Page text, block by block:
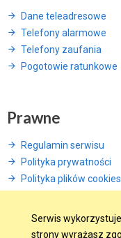
Dane teleadresowe
Telefony alarmowe
Telefony zaufania
Pogotowie ratunkowe
Prawne
Regulamin serwisu
Polityka prywatności
Polityka plików cookies
Serwis
strony wyrażasz